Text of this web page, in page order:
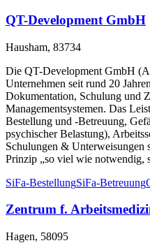
QT-Development GmbH
Hausham, 83734
Die QT-Development GmbH
Unternehmen seit rund 20
Dokumentation, Schulung und
Managementsystemen. Das
Bestellung und -Betreuung,
psychischer Belastung),
Schulungen & Unterweisungen
Prinzip „so viel wie notwendig,
SiFa-BestellungSiFa-Betreuung
Zentrum f.
Hagen, 58095